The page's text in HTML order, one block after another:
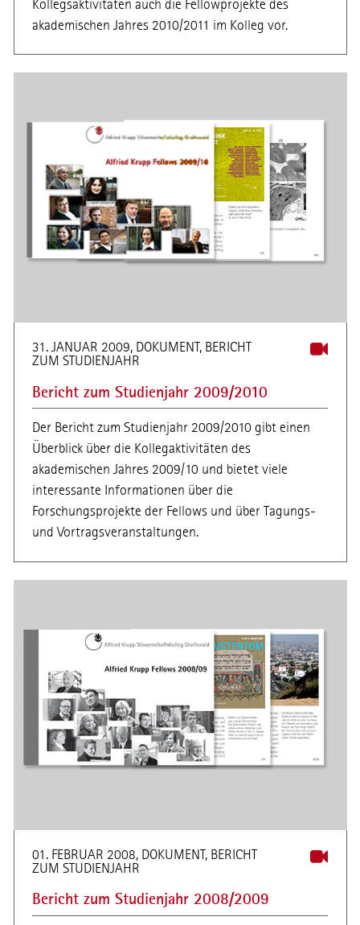
Kollegsaktivitäten auch die Fellowprojekte des
akademischen Jahres 2010/2011 im Kolleg vor.
31. JANUAR 2009, DOKUMENT, BERICHT
ZUM STUDIENJAHR
Bericht zum Studienjahr 2009/2010
Der Bericht zum Studienjahr 2009/2010 gibt einen
Überblick über die Kollegaktivitäten des
akademischen Jahres 2009/10 und bietet viele
interessante Informationen über die
Forschungsprojekte der Fellows und über Tagungs-
und Vortragsveranstaltungen.
01. FEBRUAR 2008, DOKUMENT, BERICHT
ZUM STUDIENJAHR
Bericht zum Studienjahr 2008/2009